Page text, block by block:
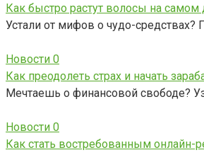
Как быстро растут волосы на
Устали от мифов о чудо-
Новости 0
Как преодолеть страх и начать
Мечтаешь о финансовой свободе?
Новости 0
Как стать востребованным онлайн-